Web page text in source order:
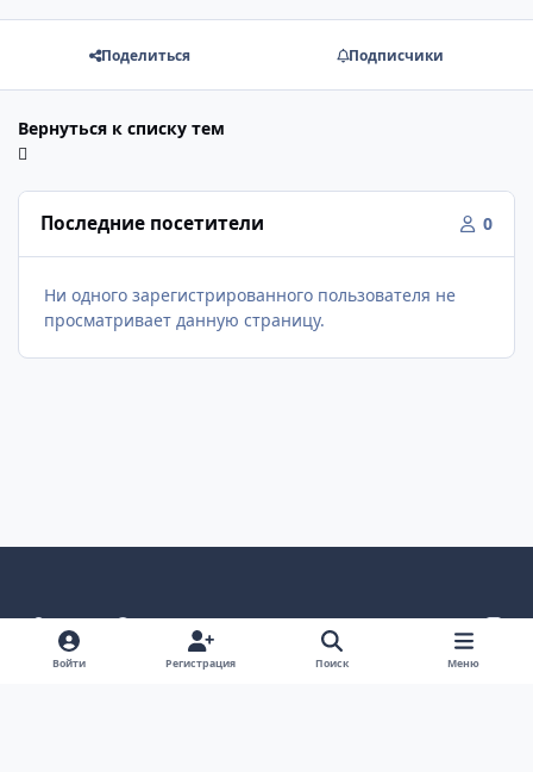
Поделиться Подписчики
Вернуться к списку тем
Последние посетители 0
Ни одного зарегистрированного пользователя не
просматривает данную страницу.
Светлый режим
Темный режим
Как в системе
v
k
Политика конфиденциальности
Войти Регистрация Поиск Меню